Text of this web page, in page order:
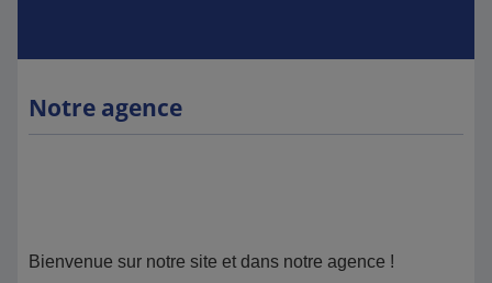
Notre agence
Bienvenue sur notre site et dans notre agence !